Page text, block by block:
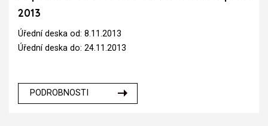
2013
Úřední deska od: 8.11.2013
Úřední deska do: 24.11.2013
PODROBNOSTI